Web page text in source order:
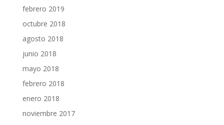
febrero 2019
octubre 2018
agosto 2018
junio 2018
mayo 2018
febrero 2018
enero 2018
noviembre 2017